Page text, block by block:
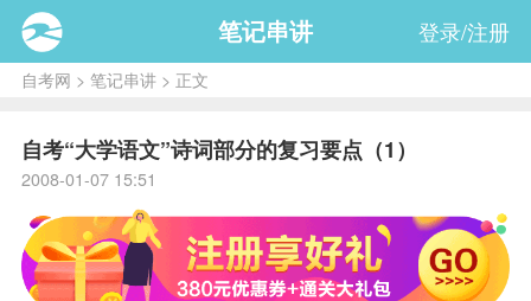
笔记串讲 登录/注册
自考网 > 笔记串讲> 正文
自考“大学语文”诗词部分的复习要点（1）
2008-01-07 15:51